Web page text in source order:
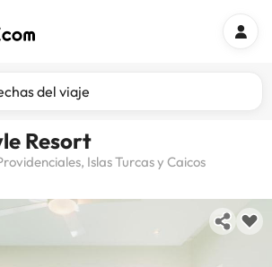
del viaje
Resort
Islas Turcas y Caicos